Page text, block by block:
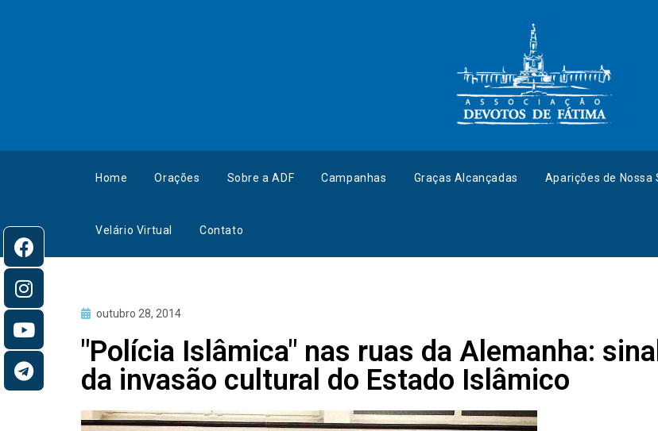
Home Orações Sobre a ADF Campanhas Graças Alcançadas Aparições de Nossa
Velário Virtual Contato
outubro 28, 2014
"Polícia Islâmica" nas ruas da Alemanha: sinal
da invasão cultural do Estado Islâmico